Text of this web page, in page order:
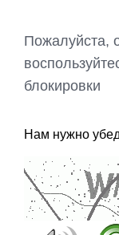
Пожалуйста,
блокировки
Нам нужно